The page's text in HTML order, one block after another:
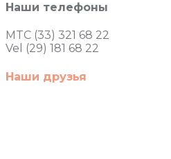
Наши телефоны
MTC (33) 321 68 22
Vel (29) 181 68 22
Наши друзья